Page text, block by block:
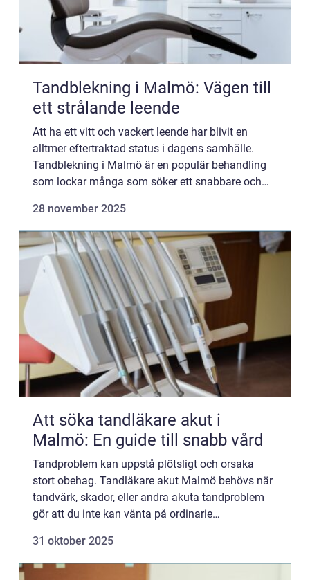
Tandblekning i Malmö: Vägen till
ett strålande leende
Att ha ett vitt och vackert leende har blivit en
alltmer eftertraktad status i dagens samhälle.
Tandblekning i Malmö är en populär behandling
som lockar många som söker ett snabbare och
28 november 2025
Att söka tandläkare akut i
Malmö: En guide till snabb vård
Tandproblem kan uppstå plötsligt och orsaka
stort obehag. Tandläkare akut Malmö behövs när
tandvärk, skador, eller andra akuta tandproblem
gör att du inte kan vänta på ordinarie
31 oktober 2025